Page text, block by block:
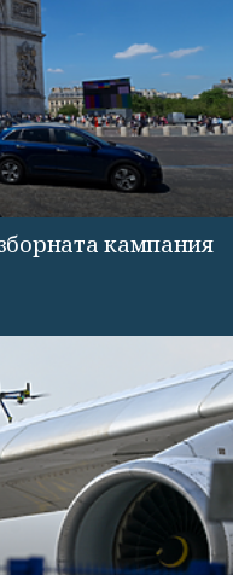
кампания